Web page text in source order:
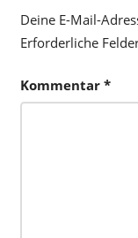
Deine E-Mail-
Erforderliche
Kommentar *